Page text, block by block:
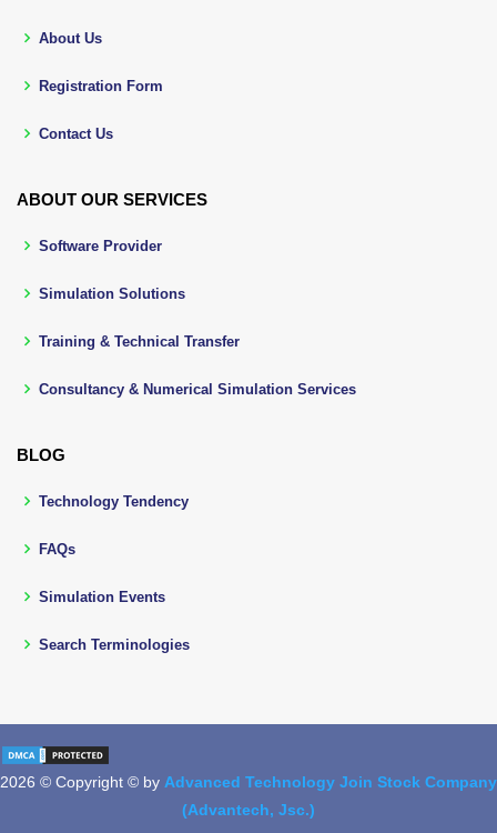
About Us
Registration Form
Contact Us
ABOUT OUR SERVICES
Software Provider
Simulation Solutions
Training & Technical Transfer
Consultancy & Numerical Simulation Services
BLOG
Technology Tendency
FAQs
Simulation Events
Search Terminologies
2026 © Copyright © by Advanced Technology Join Stock Company
(Advantech, Jsc.)